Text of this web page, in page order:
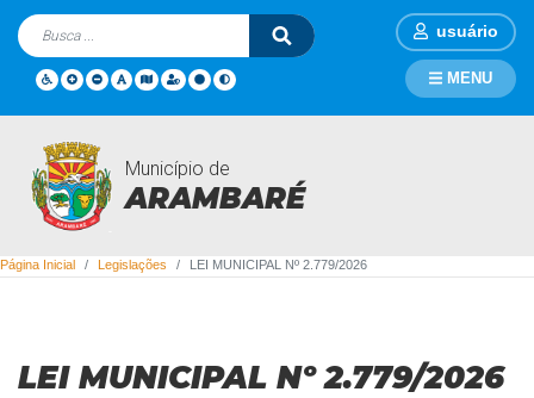
usuário
Município de
ARAMBARÉ
MENU
Legislações
Página Inicial Legislações LEI MUNICIPAL Nº 2.779/2026
LEI MUNICIPAL Nº 2.779/2026